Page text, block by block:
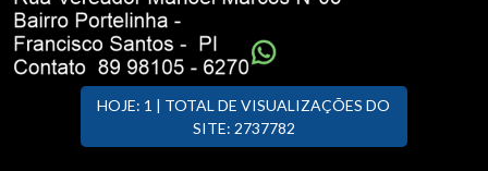
HOJE: 1 | TOTAL DE VISUALIZAÇÕES DO
SITE: 2737782